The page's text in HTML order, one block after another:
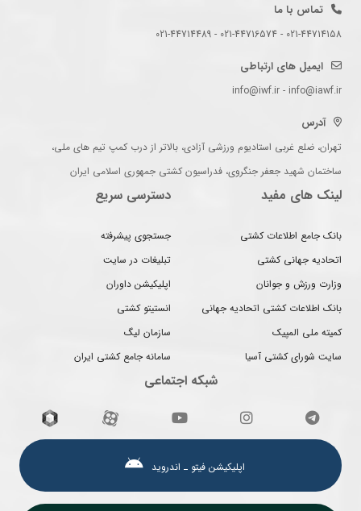
تماس با ما
021-44714158 - 021-44716574 - 021-44714489
ایمیل های ارتباطی
info@iwf.ir - info@iawf.ir
آدرس
تهران، ضلع غربی استادیوم ورزشی آزادی، بالاتر از درب کمپ تیم های ملی،
ساختمان شهید جعفر جنگروی، فدراسیون کشتی جمهوری اسلامی ایران
لینک های مفید
بانک جامع اطلاعات کشتی
اتحادیه جهانی کشتی
وزارت ورزش و جوانان
بانک اطلاعات کشتی اتحادیه جهانی
کمیته ملی المپیک
سایت شورای کشتی آسیا
دسترسی سریع
جستجوی پیشرفته
تبلیغات در سایت
اپلیکیشن داوران
انستیتو کشتی
سازمان لیگ
سامانه جامع کشتی ایران
شبکه اجتماعی
اپلیکیشن فیتو ـ اندروید